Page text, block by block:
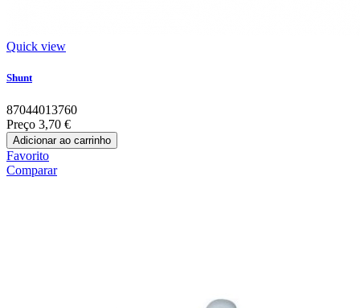
Quick view
Shunt
87044013760
Preço 3,70 €
Adicionar ao carrinho
Favorito
Comparar